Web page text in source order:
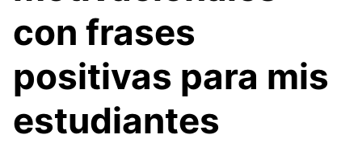
con frases
positivas para mis
estudiantes